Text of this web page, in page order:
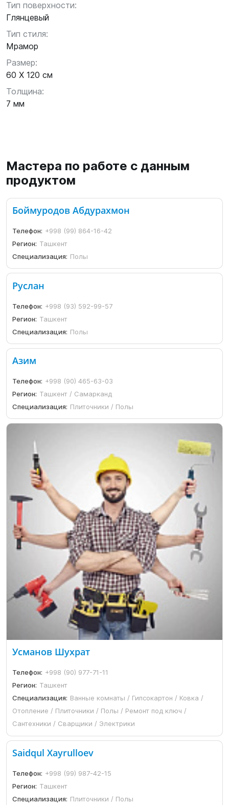
Тип поверхности:
Глянцевый
Тип стиля:
Мрамор
Размер:
60 X 120 см
Толщина:
7 мм
Мастера по работе с данным
продуктом
Боймуродов Абдурахмон
Телефон: +998 (99) 864-16-42
Регион: Ташкент
Специализация: Полы
Руслан
Телефон: +998 (93) 592-99-57
Регион: Ташкент
Специализация: Полы
Азим
Телефон: +998 (90) 465-63-03
Регион: Ташкент / Самарканд
Специализация: Плиточники / Полы
Усманов Шухрат
Телефон: +998 (90) 977-71-11
Регион: Ташкент
Специализация: Ванные комнаты / Гипсокартон / Ковка /
Отопление / Плиточники / Полы / Ремонт под ключ /
Сантехники / Сварщики / Электрики
Saidqul Xayrulloev
Телефон: +998 (99) 987-42-15
Регион: Ташкент
Специализация: Плиточники / Полы